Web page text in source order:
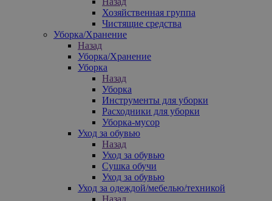
Хозяйственная группа
Чистящие средства
Уборка/Хранение
Назад
Уборка/Хранение
Уборка
Назад
Уборка
Инструменты для уборки
Расходники для уборки
Уборка-мусор
Уход за обувью
Назад
Уход за обувью
Сушка обучи
Уход за обувью
Уход за одеждой/мебелью/техникой
Назад